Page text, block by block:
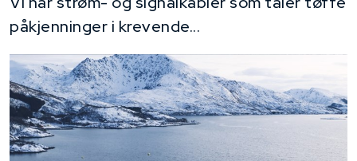
påkjenninger i krevende...